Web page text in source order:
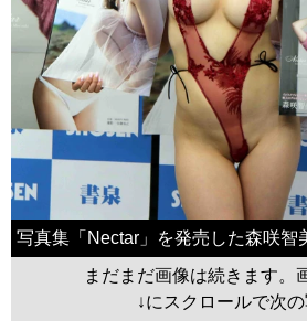
写真集「Nectar」を発売した森咲智
まだまだ画像は続きます。
↓にスクロールで次